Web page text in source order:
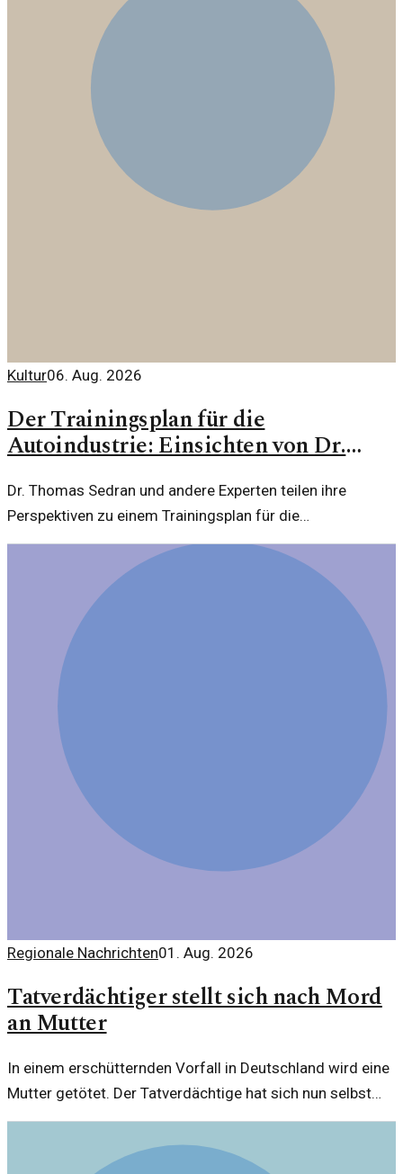
Kultur06. Aug. 2026
Der Trainingsplan für die
Autoindustrie: Einsichten von Dr.
Dr. Thomas Sedran und andere Experten teilen ihre
Perspektiven zu einem Trainingsplan für die
Autoindustrie. Welche Trends und Herausforderungen
Regionale Nachrichten01. Aug. 2026
Tatverdächtiger stellt sich nach Mord
an Mutter
In einem erschütternden Vorfall in Deutschland wird eine
Mutter getötet. Der Tatverdächtige hat sich nun selbst
der Polizei gestellt und wirft Fragen auf.